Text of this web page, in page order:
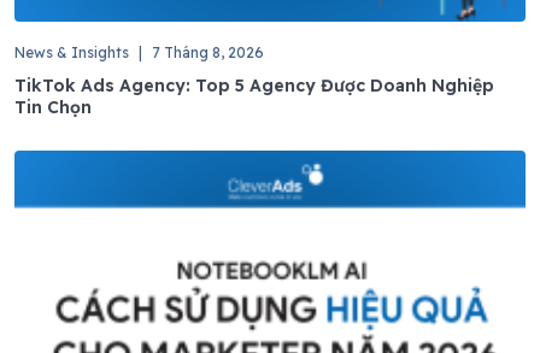
News & Insights 7 Tháng 8, 2026
TikTok Ads Agency: Top 5 Agency Được Doanh Nghiệp
Tin Chọn